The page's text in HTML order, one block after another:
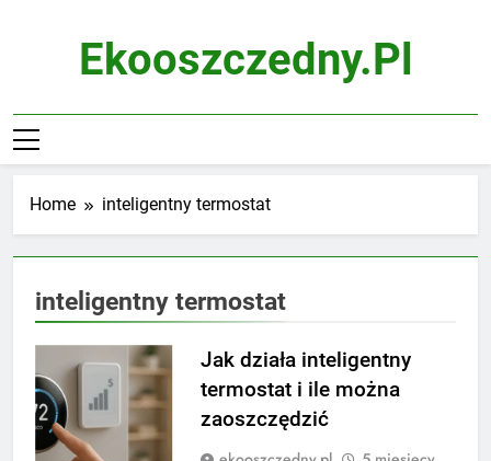
Ekooszczedny.pl
Home inteligentny termostat
inteligentny termostat
Jak działa inteligentny
termostat i ile można
zaoszczędzić